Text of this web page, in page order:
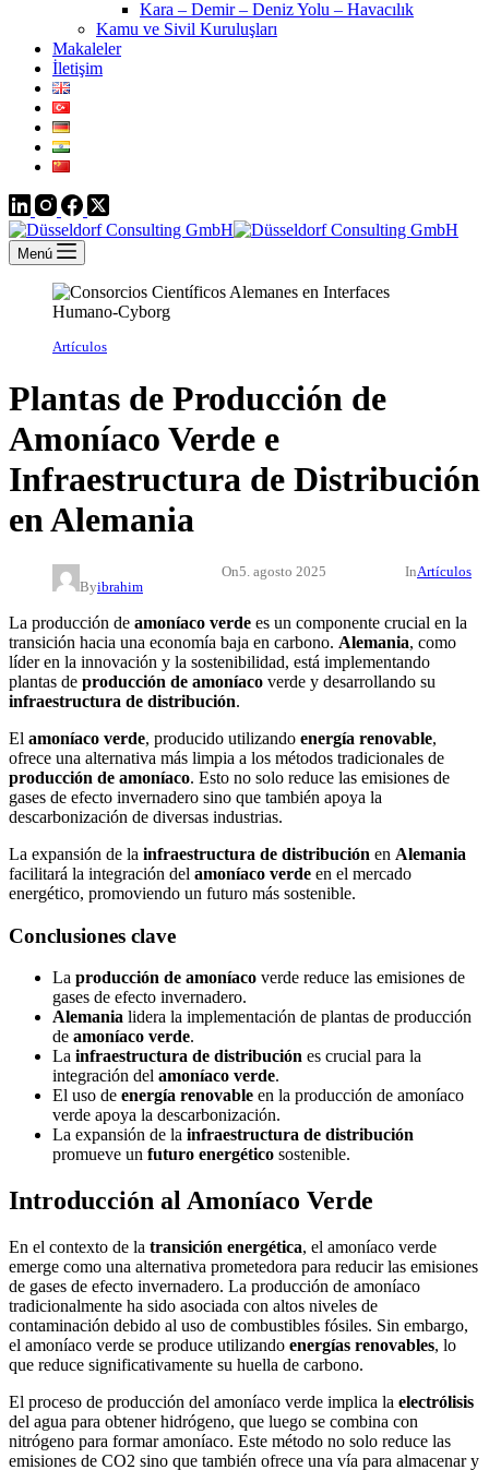
Kara – Demir – Deniz Yolu – Havacılık
Kamu ve Sivil Kuruluşları
Makaleler
İletişim
Menú
Artículos
Plantas de Producción de
Amoníaco Verde e
Infraestructura de Distribución
en Alemania
Byibrahim
On5. agosto 2025 InArtículos
La producción de amoníaco verde es un componente crucial en la
transición hacia una economía baja en carbono. Alemania, como
líder en la innovación y la sostenibilidad, está implementando
plantas de producción de amoníaco verde y desarrollando su
infraestructura de distribución.
El amoníaco verde, producido utilizando energía renovable,
ofrece una alternativa más limpia a los métodos tradicionales de
producción de amoníaco. Esto no solo reduce las emisiones de
gases de efecto invernadero sino que también apoya la
descarbonización de diversas industrias.
La expansión de la infraestructura de distribución en Alemania
facilitará la integración del amoníaco verde en el mercado
energético, promoviendo un futuro más sostenible.
Conclusiones clave
La producción de amoníaco verde reduce las emisiones de
gases de efecto invernadero.
Alemania lidera la implementación de plantas de producción
de amoníaco verde.
La infraestructura de distribución es crucial para la
integración del amoníaco verde.
El uso de energía renovable en la producción de amoníaco
verde apoya la descarbonización.
La expansión de la infraestructura de distribución
promueve un futuro energético sostenible.
Introducción al Amoníaco Verde
En el contexto de la transición energética, el amoníaco verde
emerge como una alternativa prometedora para reducir las emisiones
de gases de efecto invernadero. La producción de amoníaco
tradicionalmente ha sido asociada con altos niveles de
contaminación debido al uso de combustibles fósiles. Sin embargo,
el amoníaco verde se produce utilizando energías renovables, lo
que reduce significativamente su huella de carbono.
El proceso de producción del amoníaco verde implica la electrólisis
del agua para obtener hidrógeno, que luego se combina con
nitrógeno para formar amoníaco. Este método no solo reduce las
emisiones de CO2 sino que también ofrece una vía para almacenar y